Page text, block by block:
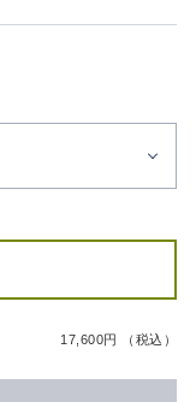
17,600円 （税込）